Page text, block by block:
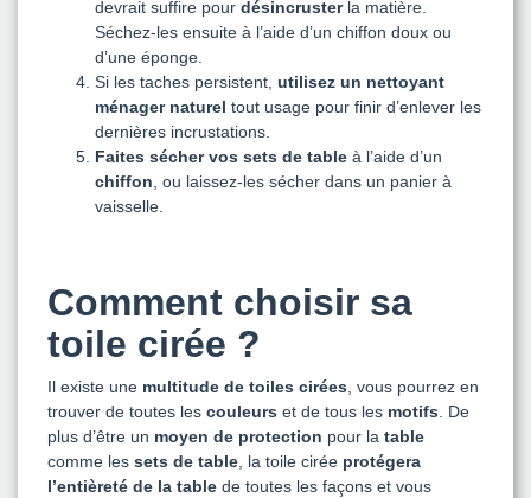
devrait suffire pour désincrusterla matière.
Séchez-les ensuite à l’aide d’un chiffon doux ou
d’une éponge.
Si les taches persistent, utilisez un nettoyant
ménager naturel tout usage pour finir d’enlever les
dernières incrustations.
Faites sécher vos sets de table à l’aide d’un
chiffon , ou laissez-les sécher dans un panier à
vaisselle.
Comment choisir sa
toile cirée ?
Il existe une multitude de toiles cirées , vous pourrez en
trouver de toutes les couleurs et de tous les motifs . De
plus d’être un moyen de protection pour la table
comme les sets de table , la toile cirée protégera
l’entièreté de la table de toutes les façons et vous